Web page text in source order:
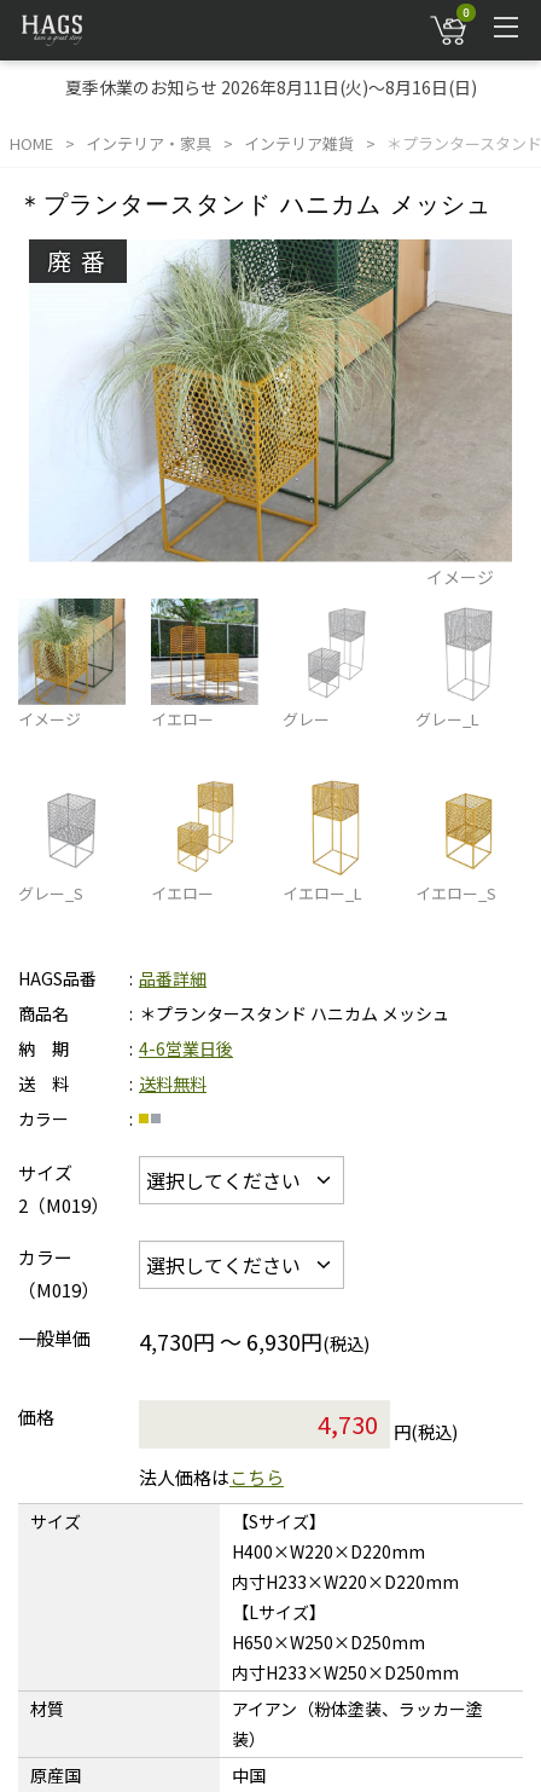
0
夏季休業のお知らせ 2026年8月11日(火)～8月16日(日)
HOME インテリア・家具 インテリア雑貨 ＊プランタースタン
＊プランタースタンド ハニカム メッシュ
廃番
イメージ
イメージ イエロー グレー グレー_L
グレー_S イエロー イエロー_L イエロー_S
HAGS品番
品番詳細
商品名
＊プランタースタンド ハニカム メッシュ
納 期
4-6営業日後
送 料
送料無料
カラー
サイズ
2（M019）
カラー
（M019）
一般単価
4,730円 ～ 6,930円(税込)
価格
円(税込)
法人価格はこちら
サイズ
【Sサイズ】
H400×W220×D220mm
内寸H233×W220×D220mm
【Lサイズ】
H650×W250×D250mm
内寸H233×W250×D250mm
材質
アイアン（粉体塗装、ラッカー塗
装）
原産国
中国